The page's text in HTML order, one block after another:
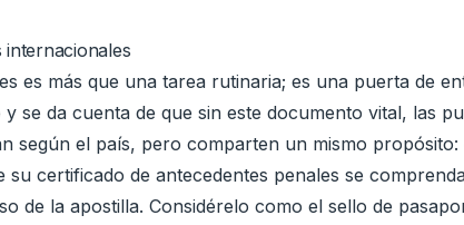
es más que una tarea rutinaria; es una puerta de
se da cuenta de que sin este documento vital, las
según el país, pero comparten un mismo
certificado de antecedentes penales se
de la apostilla. Considérelo como el sello de